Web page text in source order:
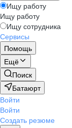
Ищу работу
Ищу работу
Ищу сотрудника
Сервисы
Помощь
Ещё
Поиск
Батаюрт
Войти
Войти
Создать резюме